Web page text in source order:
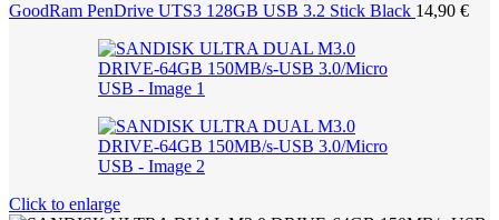
GoodRam PenDrive UTS3 128GB USB 3.2 Stick Black 14,90 €
Click to enlarge